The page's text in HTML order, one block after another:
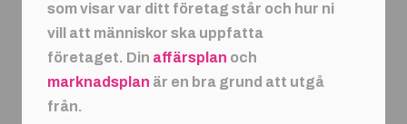
som visar var ditt företag står och hur ni
vill att människor ska uppfatta
företaget. Din affärsplan och
marknadsplan är en bra grund att utgå
från.